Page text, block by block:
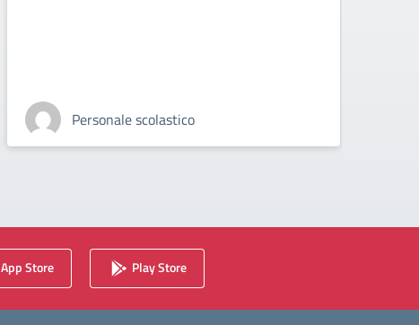
Personale scolastico
App Store Play Store